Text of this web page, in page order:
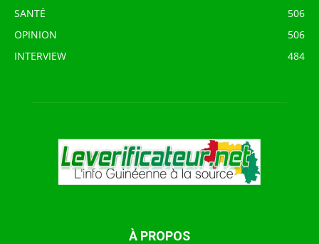
SANTÉ
506
OPINION
506
INTERVIEW
484
À PROPOS